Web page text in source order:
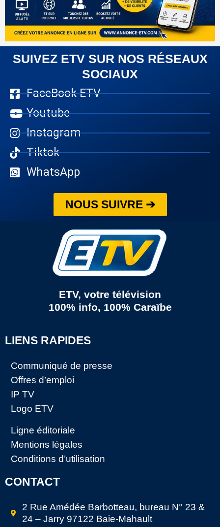
SUIVEZ ETV SUR NOS RÉSEAUX
SOCIAUX
FaceBook ETV
Youtube
Instagram
Tiktok
WhatsApp
NOUS SUIVRE ➔
ETV, votre télévision
100% info, 100% Caraïbe
LIENS RAPIDES
Communiqué de presse
Offres d’emploi
IP TV
Logo ETV
Ligne éditoriale
Mentions légales
Conditions d’utilisation
CONTACT
2 Rue Amédée Barbotteau, bureau N° 23 &
24 – Jarry 97122 Baie-Mahault